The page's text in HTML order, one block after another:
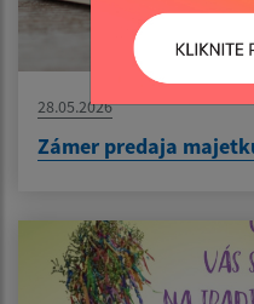
28.05.2026
Zámer predaja